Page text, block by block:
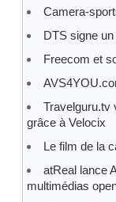
Camera-
DTS signe
Freecom et
Travelguru.tv
grâce à Velocix
Le film de la
atReal lance
multimédias